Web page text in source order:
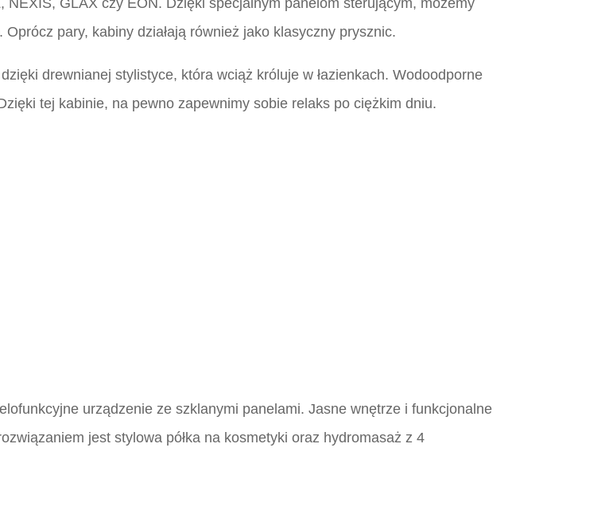
GLAX czy EON. Dzięki specjalnym panelom sterującym, możemy
pary, kabiny działają również jako klasyczny prysznic.
drewnianej stylistyce, która wciąż króluje w łazienkach. Wodoodporne
tej kabinie, na pewno zapewnimy sobie relaks po ciężkim dniu.
urządzenie ze szklanymi panelami. Jasne wnętrze i funkcjonalne
jest stylowa półka na kosmetyki oraz hydromasaż z 4